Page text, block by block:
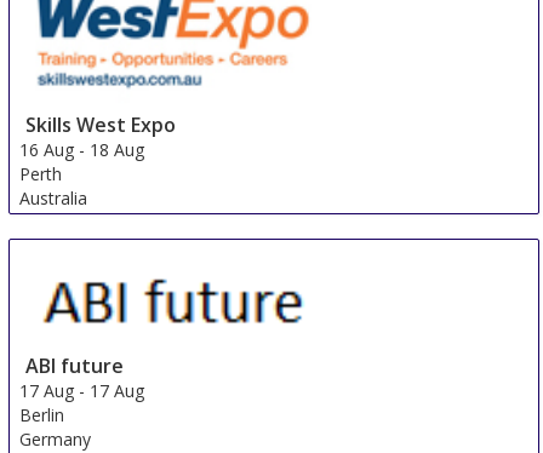
Skills West Expo
16 Aug - 18 Aug
Perth
Australia
ABI future
17 Aug - 17 Aug
Berlin
Germany